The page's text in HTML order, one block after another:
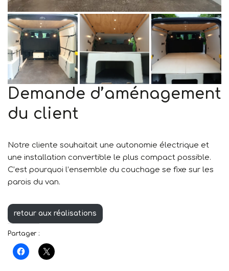
Demande d’aménagement
du client
Notre cliente souhaitait une autonomie électrique et
une installation convertible le plus compact possible.
C’est pourquoi l’ensemble du couchage se fixe sur les
parois du van.
retour aux réalisations
Partager :